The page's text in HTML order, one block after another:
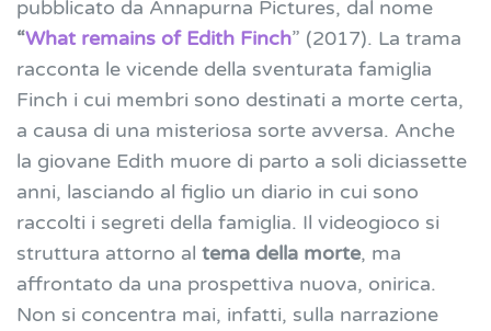
pubblicato da Annapurna Pictures, dal nome
“What remains of Edith Finch” (2017). La trama
racconta le vicende della sventurata famiglia
Finch i cui membri sono destinati a morte certa,
a causa di una misteriosa sorte avversa. Anche
la giovane Edith muore di parto a soli diciassette
anni, lasciando al figlio un diario in cui sono
raccolti i segreti della famiglia. Il videogioco si
struttura attorno al tema della morte, ma
affrontato da una prospettiva nuova, onirica.
Non si concentra mai, infatti, sulla narrazione